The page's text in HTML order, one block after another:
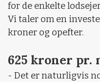
for de enkelte
Vi taler om en
kroner og opefter.
625 kroner pr.
- Det er naturligvis